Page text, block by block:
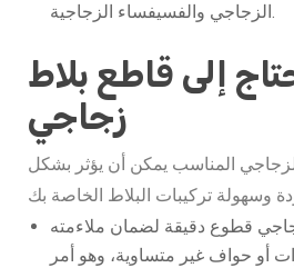
الزجاجي والفسيفساء الزجاجية.
إلى قاطع بلاط
زجاجي
المناسب يمكن أن يؤثر بشكل
قطوع دقيقة لضمان ملاءمته
أو حواف غير متساوية، وهو أمر